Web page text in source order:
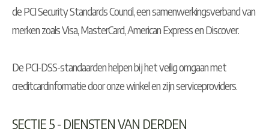
de PCI Security Standards Council, een samenwerkingsverband van
merken zoals Visa, MasterCard, American Express en Discover.
De PCI-DSS-standaarden helpen bij het veilig omgaan met
creditcardinformatie door onze winkel en zijn serviceproviders.
SECTIE 5 - DIENSTEN VAN DERDEN